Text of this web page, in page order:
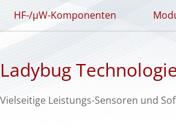
HF-/µW-Komponenten
Ladybug
Vielseitige Leistungs-Sensoren und